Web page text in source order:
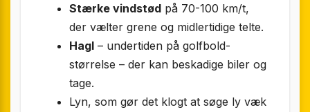
Stærke vindstød på 70-100 km/t,
der vælter grene og midlertidige telte.
Hagl – undertiden på golfbold-
størrelse – der kan beskadige biler og
tage.
Lyn, som gør det klogt at søge ly væk